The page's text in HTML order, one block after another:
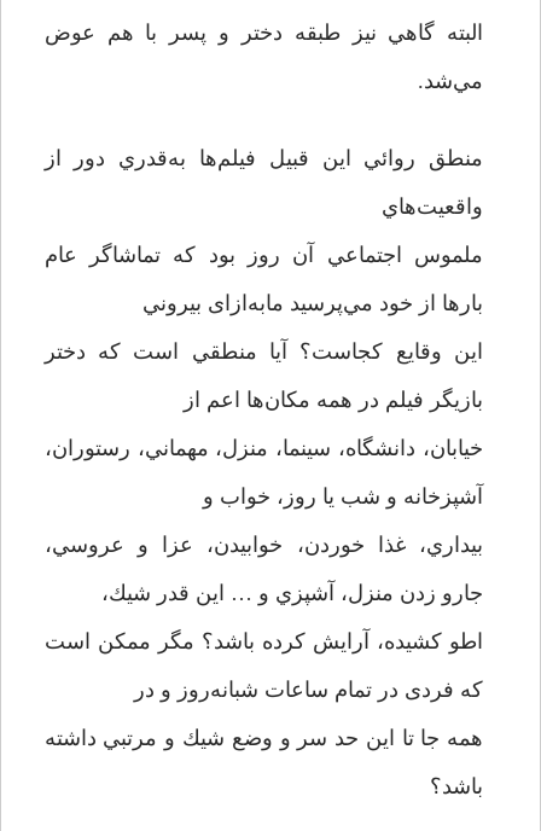
البته گاهي نيز طبقه دختر و پسر با هم عوض
مي‌شد.
منطق روائي اين قبيل فيلم‌ها به‌قدري دور از
واقعيت‌هاي
ملموس اجتماعي آن روز بود كه تماشاگر عام
بارها از خود مي‌پرسيد مابه‌ازای بيروني
اين وقايع كجاست؟ آيا منطقي است كه دختر
بازيگر فيلم در همه مكان‌ها اعم از
خيابان، دانشگاه، سينما، ‌منزل، مهماني، رستوران،
آشپزخانه و شب يا روز، خواب و
بيداري، غذا خوردن، خوابيدن، عزا و عروسي،
جارو زدن منزل، آشپزي و … اين قدر شيك،
اطو كشيده، ‌آرايش كرده باشد؟ مگر ممكن است
كه فردی در تمام ساعات شبانه‌روز و در
همه جا تا اين حد سر و وضع شيك و مرتبي داشته
باشد؟